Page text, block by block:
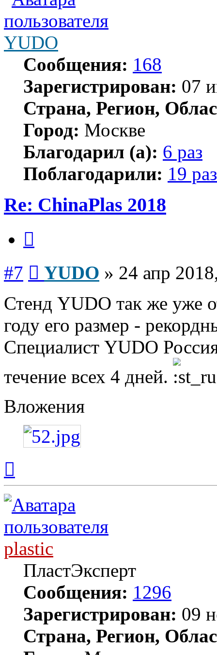
YUDO
Сообщения: 168
Зарегистрирован: 07
Страна, Регион,
Город: Москве
Благодарил (а): 6 раз
Поблагодарили: 19 раз
Re: ChinaPlas 2018
#7 YUDO » 24 апр
Стенд YUDO так же уже
году его размер -
Специалист YUDO
течение всех 4 дней.
Вложения
началу
plastic
ПластЭксперт
Сообщения: 1296
Зарегистрирован: 09
Страна, Регион,